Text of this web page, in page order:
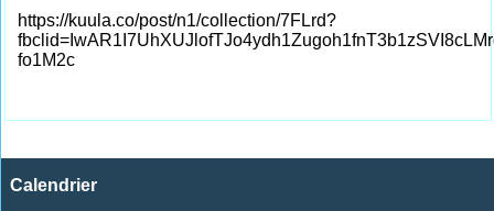
https://kuula.co/post/n1/collection/7FLrd?
fo1M2c
Calendrier